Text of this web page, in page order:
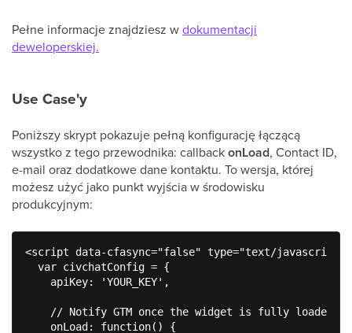
Pełne informacje znajdziesz wdokumentacji
deweloperskiej.
Use Case'y
Poniższy skrypt pokazuje pełną konfigurację łączącą
wszystko z tego przewodnika: callbackonLoad, Contact ID,
e-mail oraz dodatkowe dane kontaktu. To wersja, której
możesz użyć jako punkt wyjścia w środowisku
produkcyjnym:
<script data-cfasync="false" type="text/javascript">
  var civchatConfig = {
    apiKey: 'YOUR_KEY',
    // Notify GTM once the widget is fully loaded
    onLoad: function() {